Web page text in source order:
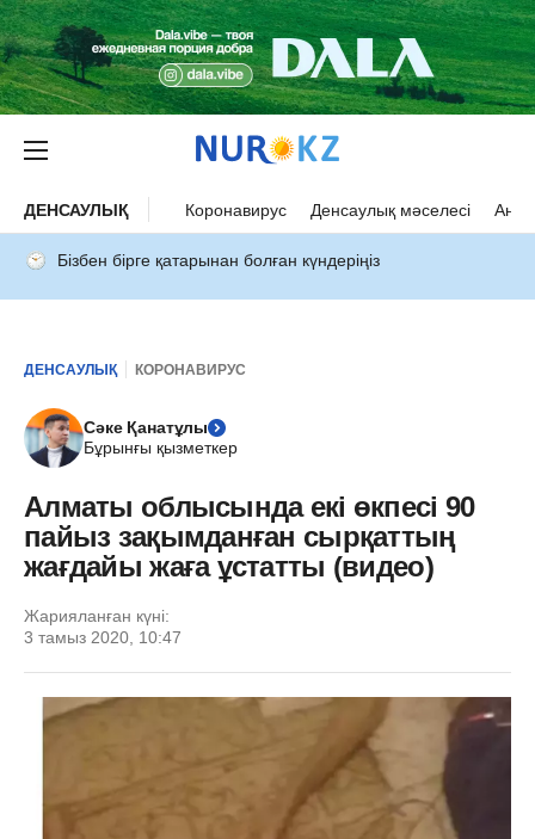
ДЕНСАУЛЫҚ Коронавирус Денсаулық мәселесі Ана
Бізбен бірге қатарынан болған күндеріңіз
ДЕНСАУЛЫҚ КОРОНАВИРУС
Сәке Қанатұлы
Бұрынғы қызметкер
Алматы облысында екі өкпесі 90
пайыз зақымданған сырқаттың
жағдайы жаға ұстатты (видео)
Жарияланған күні:
3 тамыз 2020, 10:47